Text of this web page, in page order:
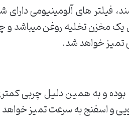
فیلتر های آلومینیومی
مخزن تخلیه روغن میباشد و
تمیز خواهد شد.
و به همین دلیل چربی
و اسفنج به سرعت تمیز